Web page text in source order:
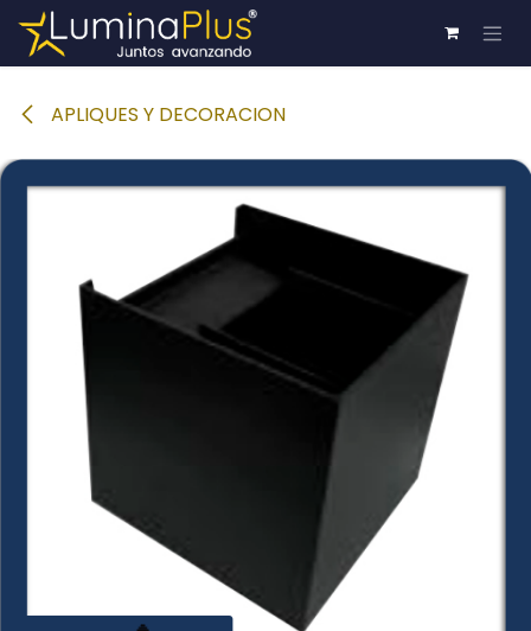
Ir al contenido
APLIQUES Y DECORACION